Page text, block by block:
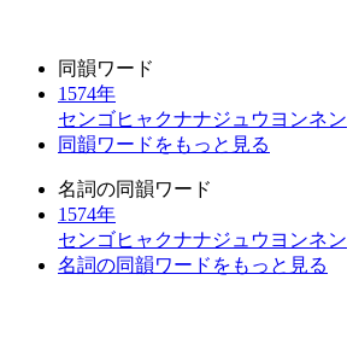
同韻ワード
1574年
センゴヒャクナナジュウヨンネン
同韻ワードをもっと見る
名詞の同韻ワード
1574年
センゴヒャクナナジュウヨンネン
名詞の同韻ワードをもっと見る